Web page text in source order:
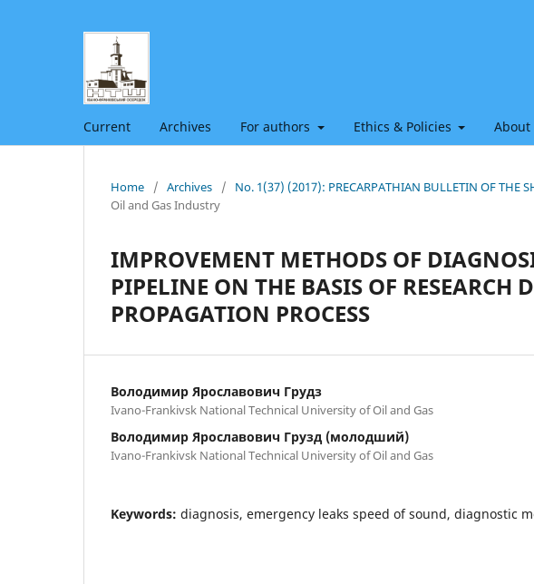
Current Archives For authors Ethics & Policies About
Home / Archives / No. 1(37) (2017): PRECARPATHIAN BULLETIN OF THE
Oil and Gas Industry
IMPROVEMENT METHODS OF
PIPELINE ON THE BASIS OF RESEARCH
PROPAGATION PROCESS
Володимир Ярославович Грудз
Ivano-Frankivsk National Technical University of Oil and Gas
Володимир Ярославович Грузд (молодший)
Ivano-Frankivsk National Technical University of Oil and Gas
Keywords: diagnosis, emergency leaks speed of sound, diagnostic